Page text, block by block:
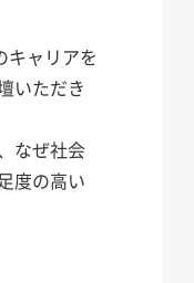
ャリアを
いただき
なぜ社会
度の高い